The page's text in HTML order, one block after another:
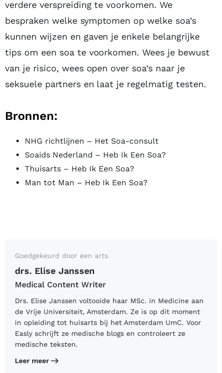
verdere verspreiding te voorkomen. We
bespraken welke symptomen op welke soa’s
kunnen wijzen en gaven je enkele belangrijke
tips om een soa te voorkomen. Wees je bewust
van je risico, wees open over soa’s naar je
seksuele partners en laat je regelmatig testen.
Bronnen:
NHG richtlijnen – Het Soa-consult
Soaids Nederland – Heb Ik Een Soa?
Thuisarts – Heb Ik Een Soa?
Man tot Man – Heb Ik Een Soa?
Goedgekeurd door een arts
drs. Elise Janssen
Medical Content Writer
Drs. Elise Janssen voltooide haar MSc. in Medicine aan
de Vrije Universiteit, Amsterdam. Ze is op dit moment
in opleiding tot huisarts bij het Amsterdam UmC. Voor
Easly schrijft ze medische blogs en controleert ze
medische teksten.
Leer meer